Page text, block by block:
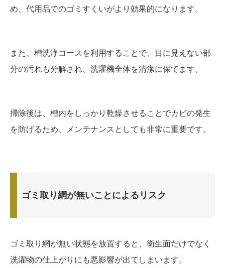
め、代用品でのゴミすくいがより効果的になります。
また、槽洗浄コースを利用することで、目に見えない部
分の汚れも分解され、洗濯機全体を清潔に保てます。
掃除後は、槽内をしっかり乾燥させることでカビの発生
を防げるため、メンテナンスとしても非常に重要です。
ゴミ取り網が無いことによるリスク
ゴミ取り網が無い状態を放置すると、衛生面だけでなく
洗濯物の仕上がりにも悪影響が出てしまいます。